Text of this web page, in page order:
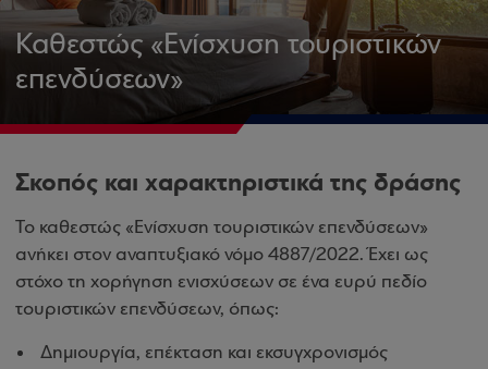
Καθεστώς «Ενίσχυση τουριστικών
επενδύσεων»
Σκοπός και χαρακτηριστικά της δράσης
Το καθεστώς «Ενίσχυση τουριστικών επενδύσεων»
ανήκει στον αναπτυξιακό νόμο 4887/2022. Έχει ως
στόχο τη χορήγηση ενισχύσεων σε ένα ευρύ πεδίο
τουριστικών επενδύσεων, όπως:
Δημιουργία, επέκταση και εκσυγχρονισμός